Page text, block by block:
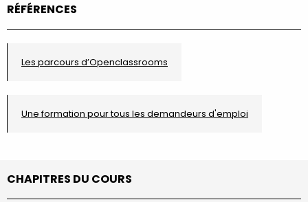
RÉFÉRENCES
Les parcours d’Openclassrooms
Une formation pour tous les demandeurs d'emploi
CHAPITRES DU COURS